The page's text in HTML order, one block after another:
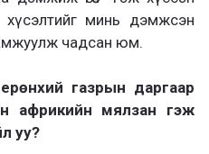
хүсэлтийг минь дэмжсэн
чадсан юм.
газрын даргаар
африкийн мялзан гэж
уу?